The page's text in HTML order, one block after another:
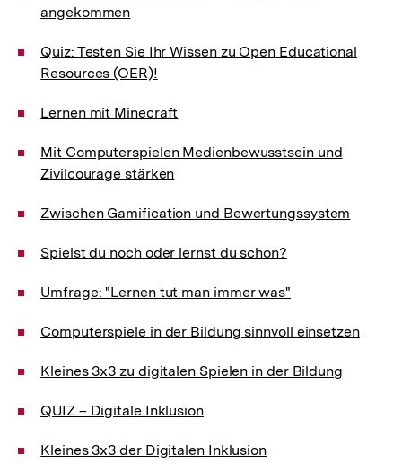
angekommen
Quiz: Testen Sie Ihr Wissen zu Open Educational
Resources (OER)!
Lernen mit Minecraft
Mit Computerspielen Medienbewusstsein und
Zivilcourage stärken
Zwischen Gamification und Bewertungssystem
Spielst du noch oder lernst du schon?
Umfrage: "Lernen tut man immer was"
Computerspiele in der Bildung sinnvoll einsetzen
Kleines 3x3 zu digitalen Spielen in der Bildung
QUIZ – Digitale Inklusion
Kleines 3x3 der Digitalen Inklusion